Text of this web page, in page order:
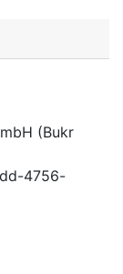
(Bukr
4756-